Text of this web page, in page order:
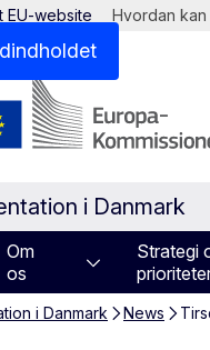
EU-website Hvordan
i Danmark
Om
os
Strategi
i Danmark News